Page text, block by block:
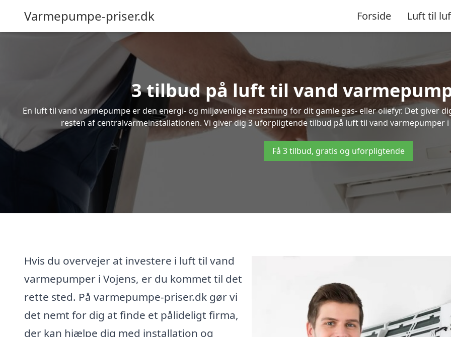
Varmepumpe-priser.dk Forside Luft til
3 tilbud på luft til vand
En luft til vand varmepumpe er den energi- og miljøvenlige erstatning for dit gamle gas- eller oliefyr. Det giver
resten af centralvarmeinstallationen. Vi giver dig 3 uforpligtende tilbud på luft til vand varmepumper
Få 3 tilbud, gratis og uforpligtende
Hvis du overvejer at investere i luft til vand
varmepumper i Vojens, er du kommet til det
rette sted. På varmepumpe-priser.dk gør vi
det nemt for dig at finde et pålideligt firma,
der kan hjælpe dig med installation og